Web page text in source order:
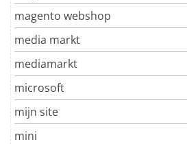
magento webshop
media markt
mediamarkt
microsoft
mijn site
mini